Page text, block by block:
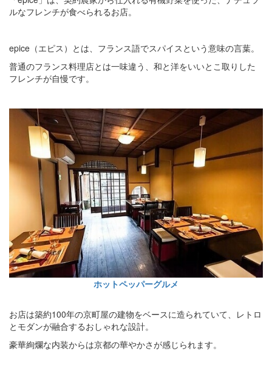
ルなフレンチが食べられるお店。
epice（エピス）とは、フランス語でスパイスという意味の言葉。
普通のフランス料理店とは一味違う、和と洋をいいとこ取りした
フレンチが自慢です。
ホットペッパーグルメ
お店は築約100年の京町屋の建物をベースに造られていて、レトロ
とモダンが融合するおしゃれな設計。
豪華絢爛な内装からは京都の華やかさが感じられます。